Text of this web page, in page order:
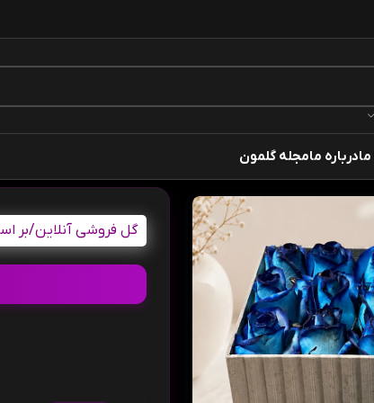
مادرباره مامجله گلمون
گل فروشی آنلاین/بر